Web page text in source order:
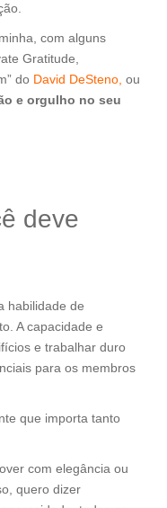
com alguns
Gratitude,
do David DeSteno, ou
e orgulho no seu
deve
habilidade de
A capacidade e
e trabalhar duro
para os membros
que importa tanto
com elegância ou
quero dizer